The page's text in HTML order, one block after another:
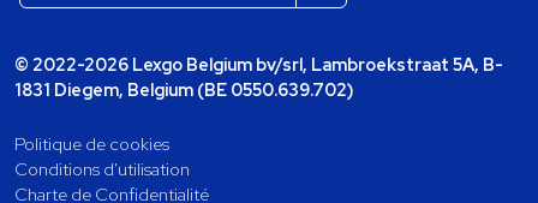
© 2022-2026 Lexgo Belgium bv/srl, Lambroekstraat 5A, B-
1831 Diegem, Belgium (BE 0550.639.702)
Politique de cookies
Conditions d'utilisation
Charte de Confidentialité